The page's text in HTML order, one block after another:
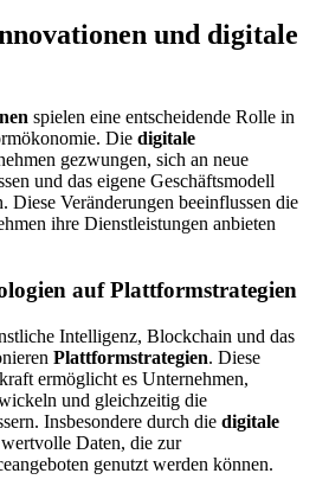
und digitale
spielen eine entscheidende Rolle in
Die digitale
gezwungen, sich an neue
und das eigene Geschäftsmodell
Diese Veränderungen beeinflussen die
ihre Dienstleistungen anbieten
auf Plattformstrategien
Intelligenz, Blockchain und das
Plattformstrategien. Diese
ermöglicht es Unternehmen,
und gleichzeitig die
Insbesondere durch die digitale
wertvolle Daten, die zur
genutzt werden können.